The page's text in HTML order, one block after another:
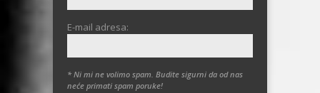
E-mail adresa:
* Ni mi ne volimo spam. Budite sigurni da od nas
neće primati spam poruke!